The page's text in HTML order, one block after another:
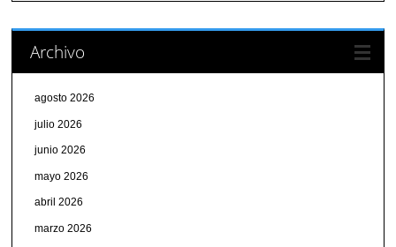
Archivo
agosto 2026
julio 2026
junio 2026
mayo 2026
abril 2026
marzo 2026